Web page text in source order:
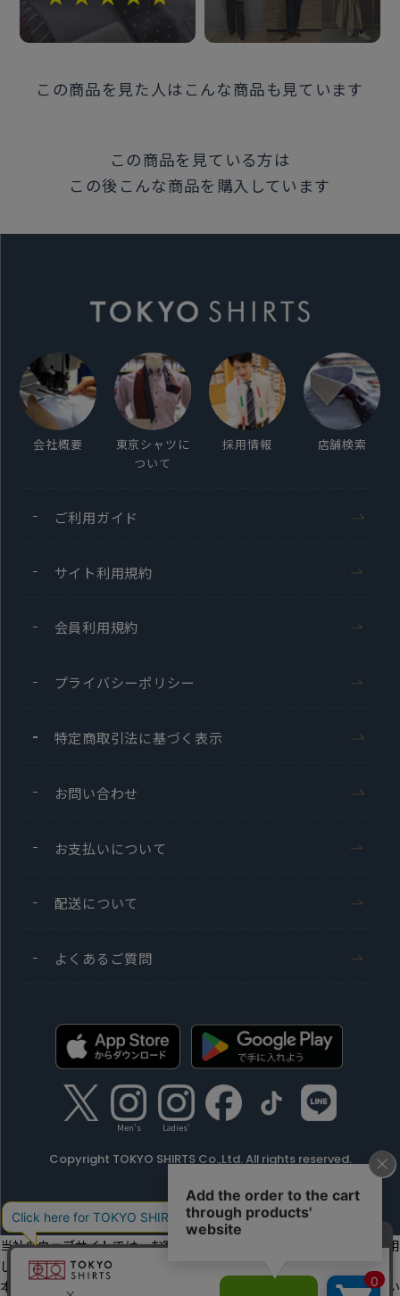
この商品を見た人はこんな商品も見ています
この商品を見ている方は
この後こんな商品を購入しています
会社概要
東京シャツに
ついて
採用情報 店舗検索
ご利用ガイド
サイト利用規約
会員利用規約
プライバシーポリシー
特定商取引法に基づく表示
お問い合わせ
お支払いについて
配送について
よくあるご質問
Men's Ladies'
Copyright TOKYO SHIRTS Co.,Ltd. All rights reserved.
当社のウェブサイトでは、お客様の利便性向上のためにクッキーを利用
しています。
本ウェブサイトをこのままご利用になる場合、クッキーの使用に同意い